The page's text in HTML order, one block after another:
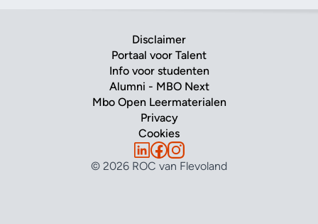
Disclaimer
Portaal voor Talent
Info voor studenten
Alumni - MBO Next
Mbo Open Leermaterialen
Privacy
Cookies
© 2026 ROC van Flevoland